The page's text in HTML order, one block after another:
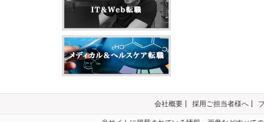
会社概要 採用ご担当者様へ